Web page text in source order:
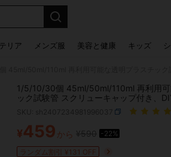
リア メンズ服 美容と健康 キッズ
1/5/10/30個 45ml/50ml/110ml 再利用可
ック試験管 スクリューキャップ付き、
プル保管、ディスプレイ、オーガナイザ
PRICE AND
¥459 から -22%
ランダム割引 ¥131 OFF